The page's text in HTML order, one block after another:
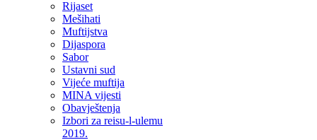
Rijaset
Mešihati
Muftijstva
Dijaspora
Sabor
Ustavni sud
Vijeće muftija
MINA vijesti
Obavještenja
Izbori za reisu-l-ulemu
2019.